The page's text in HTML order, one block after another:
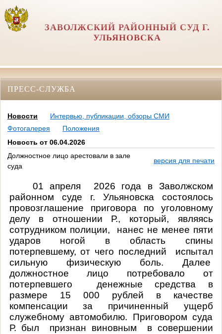
ЗАВОЛЖСКИЙ РАЙОННЫЙ СУД Г.
УЛЬЯНОВСКА
ПРЕСС-СЛУЖБА
Новости
Интервью, публикации, обзоры СМИ
Фотогалерея
Положения
Новость от 06.04.2026
Должностное лицо арестовали в зале
суда
версия для печати
01 апреля
2026 года в Заволжском
районном суде г. Ульяновска состоялось
провозглашение приговора по уголовному
делу в отношении Р., который, являясь
сотрудником полиции,
нанес не менее пяти
ударов ногой в область спины
потерпевшему, от чего последний
испытал
сильную физическую боль. Далее
должностное лицо потребовало от
потерпевшего
денежные средства в
размере 15 000 рублей в качестве
компенсации за причиненный ущерб
служебному автомобилю. Приговором суда
Р. был
признан виновным
в совершении